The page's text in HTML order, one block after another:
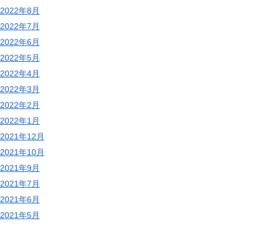
2022年8月
2022年7月
2022年6月
2022年5月
2022年4月
2022年3月
2022年2月
2022年1月
2021年12月
2021年10月
2021年9月
2021年7月
2021年6月
2021年5月